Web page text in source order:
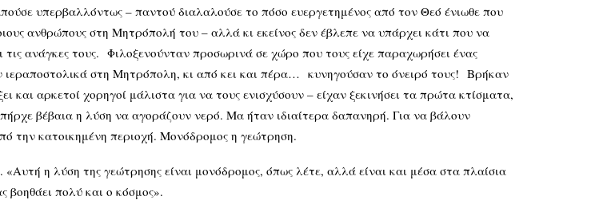
υπερβαλλόντως – παντού διαλαλούσε το πόσο ευεργετημένος από τον Θεό ένιωθε που
ανθρώπους στη Μητρόπολή του – αλλά κι εκείνος δεν έβλεπε να υπάρχει κάτι που να
τις ανάγκες τους. Φιλοξενούνταν προσωρινά σε χώρο που τους είχε παραχωρήσει ένας
ιεραποστολικά στη Μητρόπολη, κι από κει και πέρα… κυνηγούσαν το όνειρό τους! Βρήκαν
αρκετοί χορηγοί μάλιστα για να τους ενισχύσουν – είχαν ξεκινήσει τα πρώτα κτίσματα,
βέβαια η λύση να αγοράζουν νερό. Μα ήταν ιδιαίτερα δαπανηρή. Για να βάλουν
την κατοικημένη περιοχή. Μονόδρομος η γεώτρηση.
η λύση της γεώτρησης είναι μονόδρομος, όπως λέτε, αλλά είναι και μέσα στα πλαίσια
πολύ και ο κόσμος».